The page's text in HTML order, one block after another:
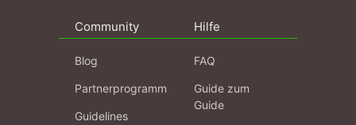
Community
Blog
Partnerprogramm
Guidelines
Hilfe
FAQ
Guide zum
Guide